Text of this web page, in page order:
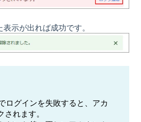
示が出れば成功です。
ログインを失敗すると、アカ
れます。